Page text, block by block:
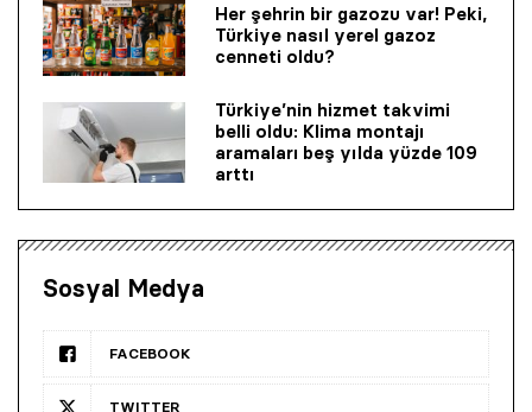
Her şehrin bir gazozu var! Peki,
Türkiye nasıl yerel gazoz
cenneti oldu?
Türkiye’nin hizmet takvimi
belli oldu: Klima montajı
aramaları beş yılda yüzde 109
arttı
Sosyal Medya
FACEBOOK
TWITTER